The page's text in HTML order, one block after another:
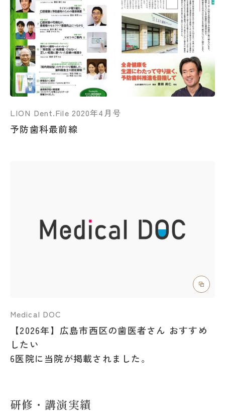
LION Dent.File 2020年4月号
予防歯科最前線
Medical DOC
【2026年】広島市西区の歯医者さん おすすめ
したい
6医院に当院が掲載されました。
研修・講演実績